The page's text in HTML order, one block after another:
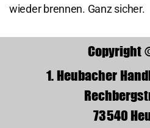
wieder brennen. Ganz sicher.
Copyright
1. Heubacher
73540